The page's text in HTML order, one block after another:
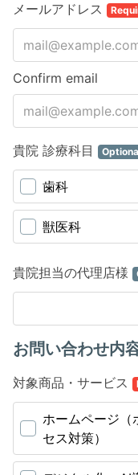
メールアドレス
Confirm email
貴院 診療科目
歯科
獣医科
貴院担当の代理店様
お問い合わせ内
対象商品・サービス
ホームページ（
セス対策）